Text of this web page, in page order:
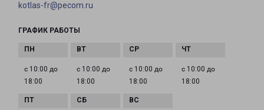
kotlas-fr@pecom.ru
ГРАФИК РАБОТЫ
с 10:00 до
18:00
с 10:00 до
18:00
с 10:00 до
18:00
с 10:00 до
18:00